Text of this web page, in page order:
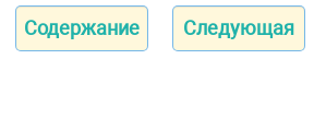
Содержание Следующая